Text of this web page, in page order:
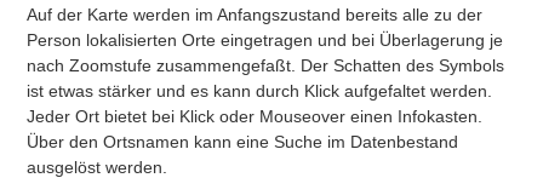
Auf der Karte werden im Anfangszustand bereits alle zu der
Person lokalisierten Orte eingetragen und bei Überlagerung je
nach Zoomstufe zusammengefaßt. Der Schatten des Symbols
ist etwas stärker und es kann durch Klick aufgefaltet werden.
Jeder Ort bietet bei Klick oder Mouseover einen Infokasten.
Über den Ortsnamen kann eine Suche im Datenbestand
ausgelöst werden.